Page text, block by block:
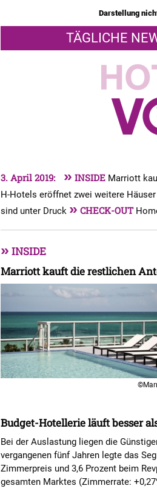
Darstellung
TÄGLICHE
3. April 2019: » INSIDE Marriott
H-Hotels eröffnet zwei weitere
sind unter Druck » CHECK-OUT
» INSIDE
Marriott kauft die restlichen
Budget-Hotellerie läuft besser
Bei der Auslastung liegen die
vergangenen fünf Jahren legte das
Zimmerpreis und 3,6 Prozent beim
gesamten Marktes (Zimmerrate: